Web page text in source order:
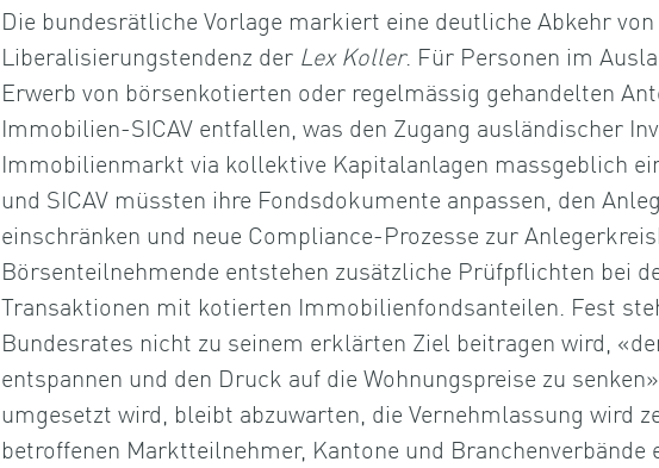
Die bundesrätliche Vorlage markiert eine deutliche Abkehr
Liberalisierungstendenz der Lex Koller. Für Personen im
Erwerb von börsenkotierten oder regelmässig gehandelten
Immobilien-SICAV entfallen, was den Zugang ausländischer
Immobilienmarkt via kollektive Kapitalanlagen massgeblich
und SICAV müssten ihre Fondsdokumente anpassen, den
einschränken und neue Compliance-Prozesse zur
Börsenteilnehmende entstehen zusätzliche Prüfpflichten bei
Transaktionen mit kotierten Immobilienfondsanteilen. Fest
Bundesrates nicht zu seinem erklärten Ziel beitragen wird,
entspannen und den Druck auf die Wohnungspreise zu senken»
umgesetzt wird, bleibt abzuwarten, die Vernehmlassung wird
betroffenen Marktteilnehmer, Kantone und Branchenverbände